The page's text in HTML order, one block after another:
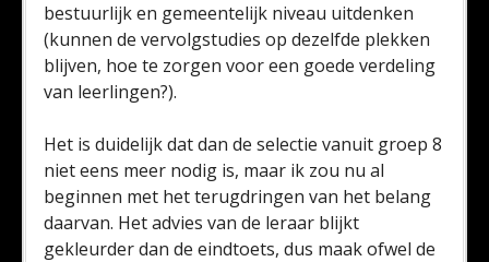
bestuurlijk en gemeentelijk niveau uitdenken
(kunnen de vervolgstudies op dezelfde plekken
blijven, hoe te zorgen voor een goede verdeling
van leerlingen?).
Het is duidelijk dat dan de selectie vanuit groep 8
niet eens meer nodig is, maar ik zou nu al
beginnen met het terugdringen van het belang
daarvan. Het advies van de leraar blijkt
gekleurder dan de eindtoets, dus maak ofwel de